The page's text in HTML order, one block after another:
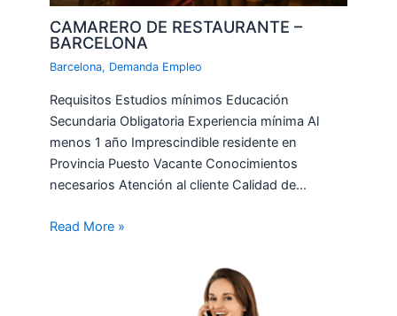
CAMARERO DE RESTAURANTE –
BARCELONA
Barcelona, Demanda Empleo
Requisitos Estudios mínimos Educación
Secundaria Obligatoria Experiencia mínima Al
menos 1 año Imprescindible residente en
Provincia Puesto Vacante Conocimientos
necesarios Atención al cliente Calidad de…
Read More »